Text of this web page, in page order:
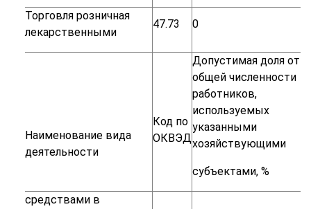
Торговля розничная
лекарственными
47.73 0
Наименование вида
деятельности
Код по
ОКВЭД
Допустимая доля от
общей численности
работников,
используемых
указанными
хозяйствующими
субъектами, %
средствами в